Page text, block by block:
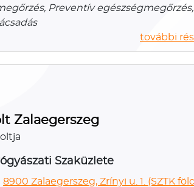
Preventív egészségmegőrzés,
további
Zalaegerszeg
Szaküzlete
8900 Zalaegerszeg, Zrínyi u. 1. (SZTK